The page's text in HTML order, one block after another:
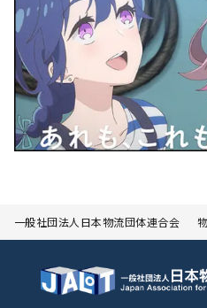
一般社団法人日本物流団体連合会